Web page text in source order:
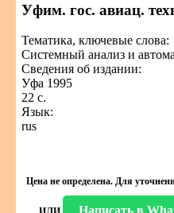
Уфим. гос. авиац.
Тематика, ключевые слова:
Системный анализ и
Сведения об издании:
Уфа 1995
22 с.
Язык:
rus
Цена не определена. Для
Написать в